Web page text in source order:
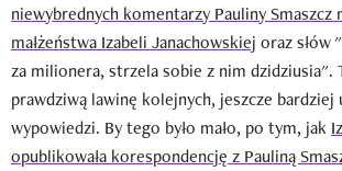
niewybrednych komentarzy Pauliny Smaszcz
małżeństwa Izabeli Janachowskiej oraz słów
za milionera, strzela sobie z nim dzidziusia".
prawdziwą lawinę kolejnych, jeszcze bardziej
wypowiedzi. By tego było mało, po tym, jak
opublikowała korespondencję z Pauliną